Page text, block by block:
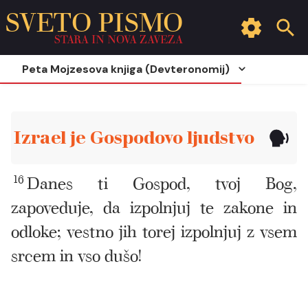
SVETO PISMO
STARA IN NOVA ZAVEZA
Peta Mojzesova knjiga (Devteronomij)
Izrael je Gospodovo ljudstvo
16 Danes ti Gospod, tvoj Bog,
zapoveduje, da izpolnjuj te zakone in
odloke; vestno jih torej izpolnjuj z vsem
srcem in vso dušo!